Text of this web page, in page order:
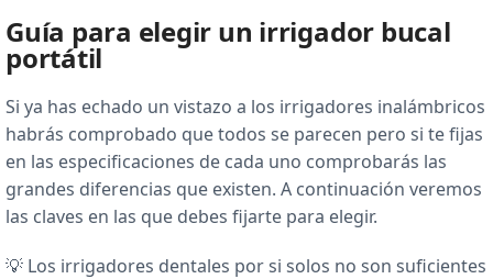
Guía para elegir un irrigador bucal
portátil
Si ya has echado un vistazo a los irrigadores inalámbricos
habrás comprobado que todos se parecen pero si te fijas
en las especificaciones de cada uno comprobarás las
grandes diferencias que existen. A continuación veremos
las claves en las que debes fijarte para elegir.
💡 Los irrigadores dentales por si solos no son suficientes